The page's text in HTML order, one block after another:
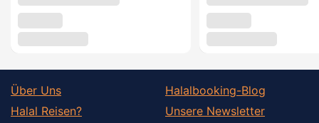
Über Uns
Halal Reisen?
Halalbooking-Blog
Unsere Newsletter